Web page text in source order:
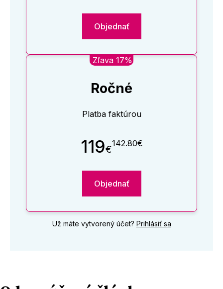
Objednať
Zľava 17%
Ročné
Platba faktúrou
119€142.80€
Objednať
Už máte vytvorený účet? Prihlásiť sa